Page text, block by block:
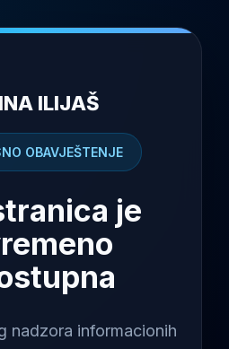
ILIJAŠ
OBAVJEŠTENJE
je
nadzora informacionih